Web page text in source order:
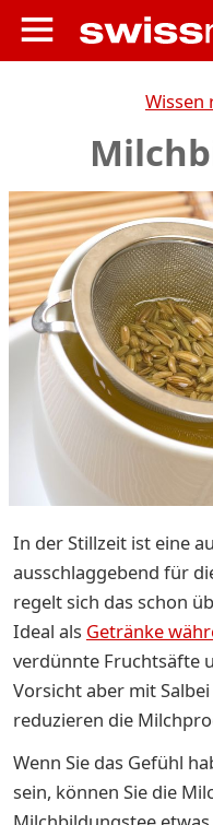
Wissen
In der Stillzeit ist eine
ausschlaggebend für
regelt sich das schon
Ideal als Getränke
verdünnte Fruchtsäfte
Vorsicht aber mit
reduzieren die
Wenn Sie das Gefühl
sein, können Sie die